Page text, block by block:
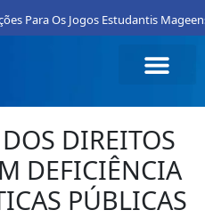
Os Jogos Estudantis Mageenses
DIREITOS
DEFICIÊNCIA
PÚBLICAS